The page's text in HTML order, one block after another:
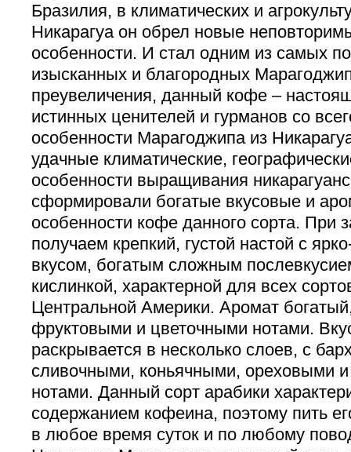
Бразилия, в климатических и
Никарагуа он обрел новые
особенности. И стал одним из самых
изысканных и благородных
преувеличения, данный кофе –
истинных ценителей и гурманов со
особенности Марагоджипа из
удачные климатические,
особенности выращивания
сформировали богатые вкусовые и
особенности кофе данного сорта. При
получаем крепкий, густой настой с
вкусом, богатым сложным
кислинкой, характерной для всех
Центральной Америки. Аромат
фруктовыми и цветочными нотами.
раскрывается в несколько слоев, с
сливочными, коньячными, ореховыми
нотами. Данный сорт арабики
содержанием кофеина, поэтому пить
в любое время суток и по любому